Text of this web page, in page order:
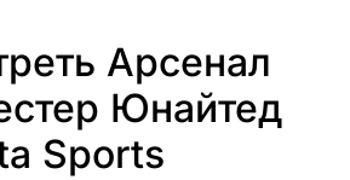
Арсенал
Юнайтед
Sports